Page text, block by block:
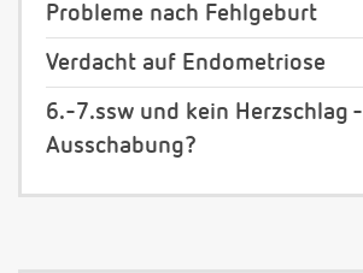
Probleme nach Fehlgeburt
Verdacht auf Endometriose
6.-7.ssw und kein Herzschlag -
Ausschabung?